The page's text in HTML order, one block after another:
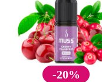
-20%